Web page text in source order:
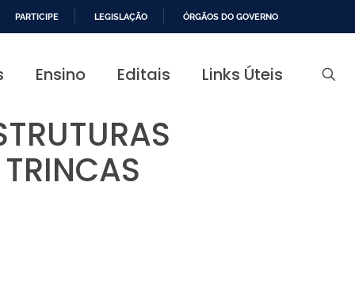
PARTICIPE LEGISLAÇÃO ÓRGÃOS DO GOVERNO
Ensino Editais Links Úteis